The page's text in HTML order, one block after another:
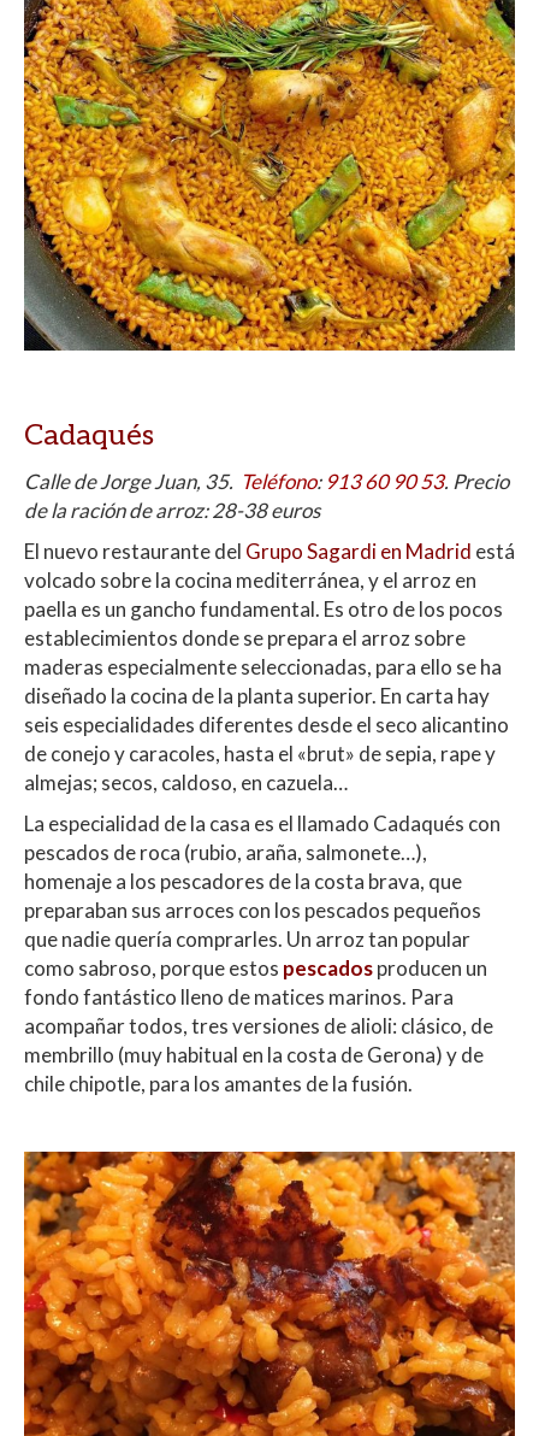
Cadaqués
Calle de Jorge Juan, 35. Teléfono: 913 60 90 53. Precio
de la ración de arroz: 28-38 euros
El nuevo restaurante del Grupo Sagardi en Madrid está
volcado sobre la cocina mediterránea, y el arroz en
paella es un gancho fundamental. Es otro de los pocos
establecimientos donde se prepara el arroz sobre
maderas especialmente seleccionadas, para ello se ha
diseñado la cocina de la planta superior. En carta hay
seis especialidades diferentes desde el seco alicantino
de conejo y caracoles, hasta el «brut» de sepia, rape y
almejas; secos, caldoso, en cazuela…
La especialidad de la casa es el llamado Cadaqués con
pescados de roca (rubio, araña, salmonete…),
homenaje a los pescadores de la costa brava, que
preparaban sus arroces con los pescados pequeños
que nadie quería comprarles. Un arroz tan popular
como sabroso, porque estos pescadosproducen un
fondo fantástico lleno de matices marinos. Para
acompañar todos, tres versiones de alioli: clásico, de
membrillo (muy habitual en la costa de Gerona) y de
chile chipotle, para los amantes de la fusión.